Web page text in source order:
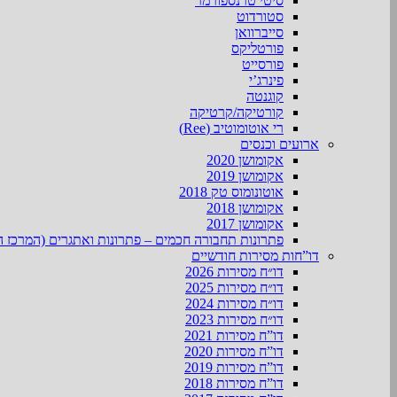
סטורדוט
סייברוואן
פורטליקס
פורסייט
פינרג’י
קוגנטה
קורטיקה/קרטיקה
רי אוטומוטיב (Ree)
ארועים וכנסים
אקומושן 2020
אקומושן 2019
אוטונומוס טק 2018
אקומושן 2018
אקומושן 2017
פתרונות תחבורה חכמים – פתרונות ואתגרים (המרכז
דו”חות מסירות חודשיים
דו״ח מסירות 2026
דו״ח מסירות 2025
דו״ח מסירות 2024
דו״ח מסירות 2023
דו”ח מסירות 2021
דו”ח מסירות 2020
דו”ח מסירות 2019
דו”ח מסירות 2018